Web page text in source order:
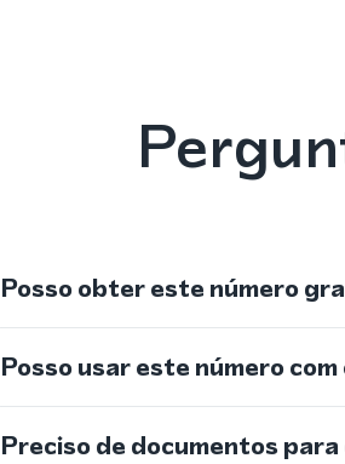
Posso obter este número
Posso usar este número
Preciso de documentos